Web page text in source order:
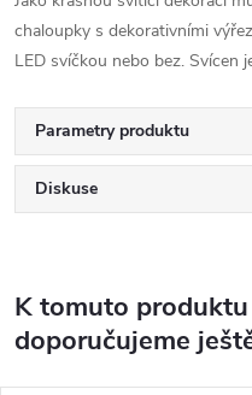
chaloupky s dekorativními
LED svíčkou nebo bez. Svícen
Parametry produktu
Diskuse
K tomuto produktu
doporučujeme